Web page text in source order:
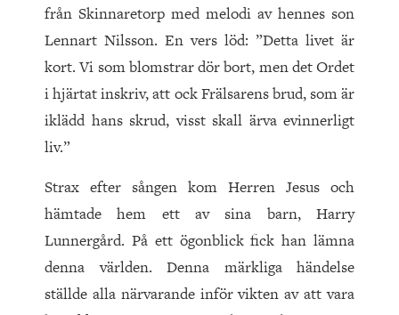
från Skinnaretorp med melodi av hennes son
Lennart Nilsson. En vers löd: ”Detta livet är
kort. Vi som blomstrar dör bort, men det Ordet
i hjärtat inskriv, att ock Frälsarens brud, som är
iklädd hans skrud, visst skall ärva evinnerligt
liv.”
Strax efter sången kom Herren Jesus och
hämtade hem ett av sina barn, Harry
Lunnergård. På ett ögonblick fick han lämna
denna världen. Denna märkliga händelse
ställde alla närvarande inför vikten av att vara